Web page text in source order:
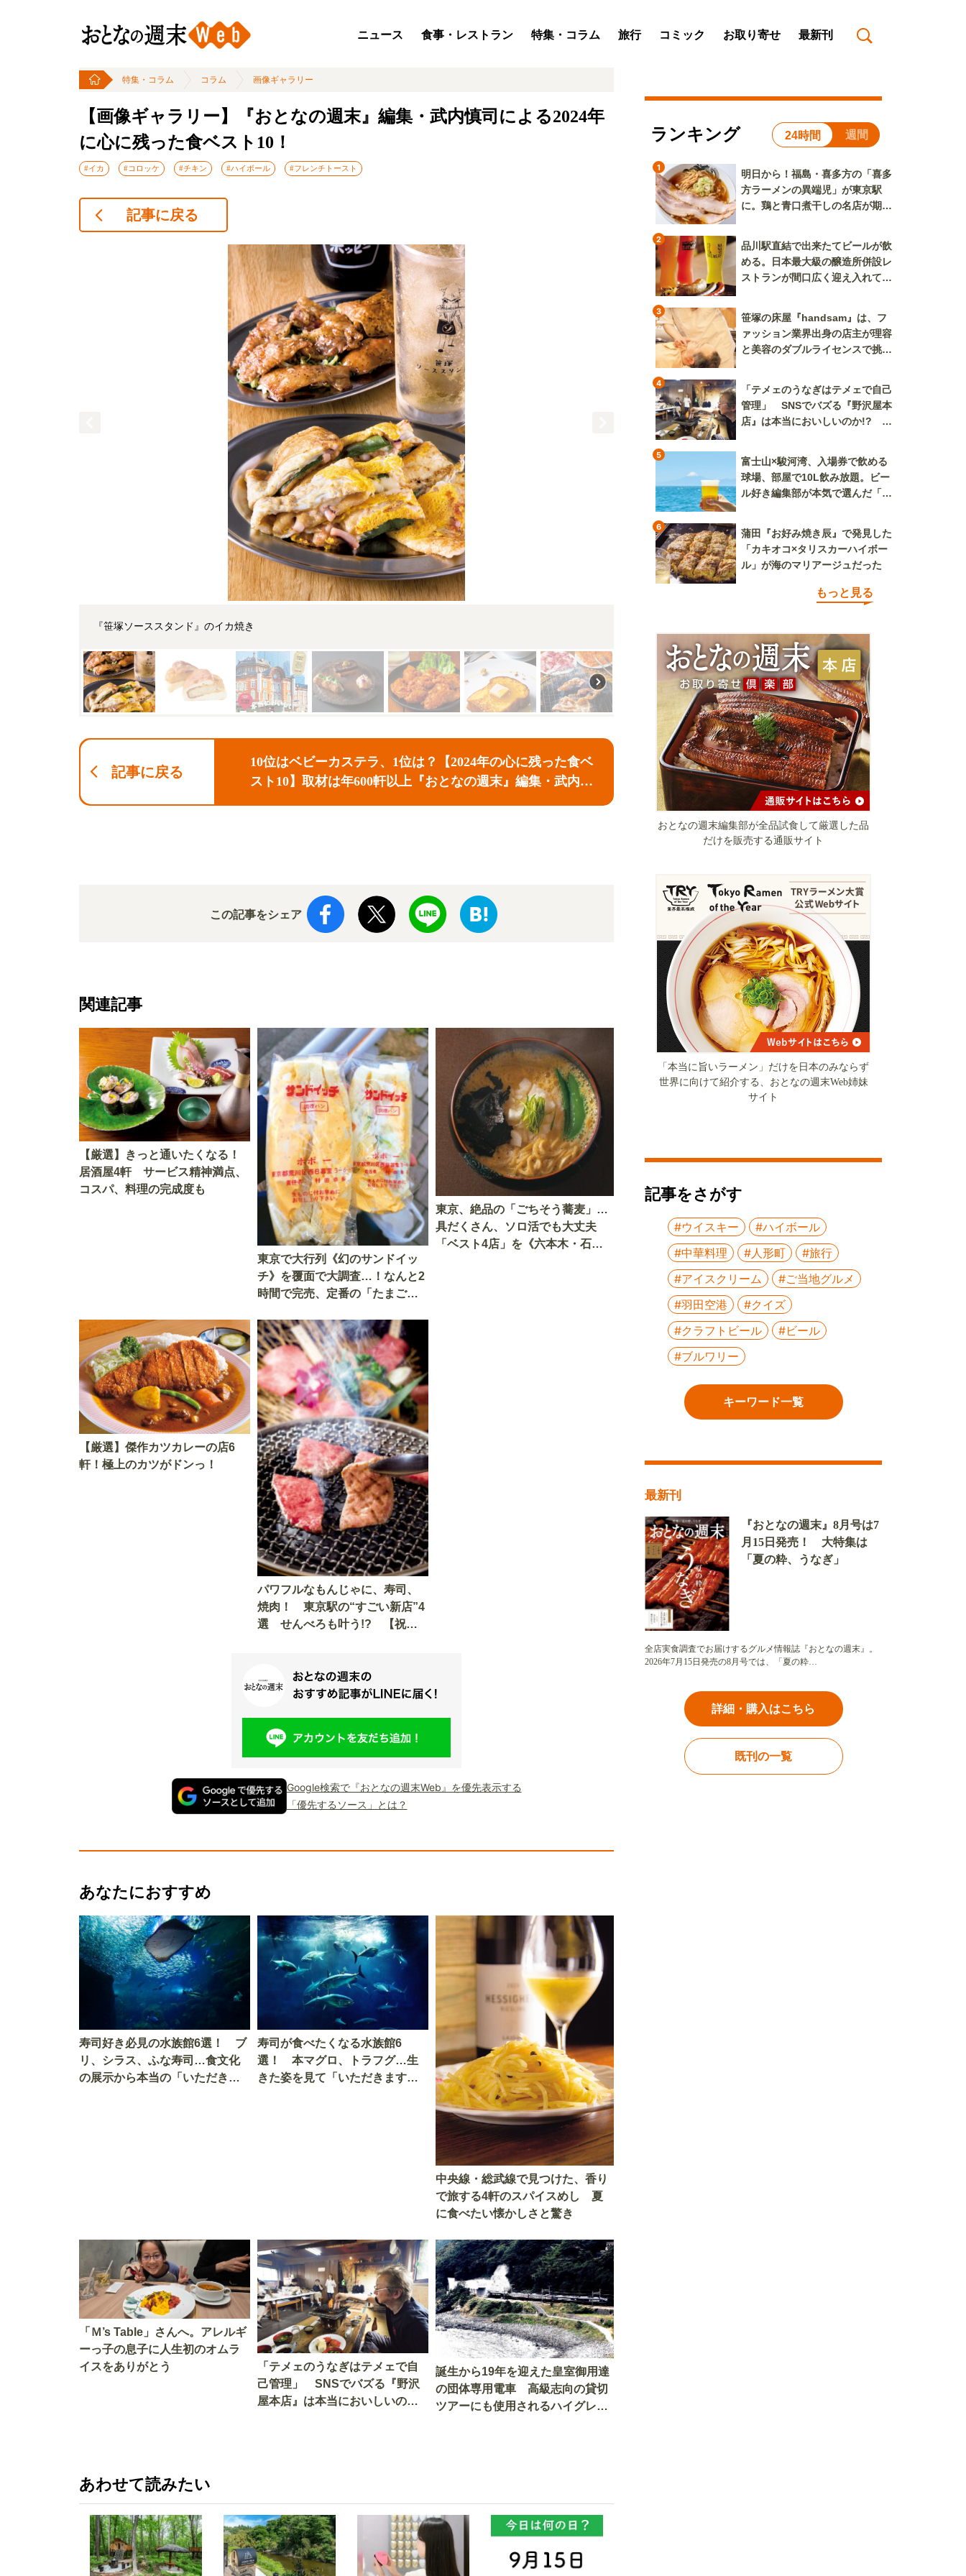
ニュース 食事・レストラン 特集・コラム 旅行 コミック お取り寄せ 最新刊
特集・コラム コラム 画像ギャラリー
【画像ギャラリー】『おとなの週末』編集・武内慎司による2024年
に心に残った食ベスト10！
#イカ #コロッケ #チキン #ハイボール #フレンチトースト
記事に戻る
『笹塚ソーススタンド』のイカ焼き
記事に戻る
10位はベビーカステラ、1位は？【2024年の心に残った食ベ
スト10】取材は年600軒以上『おとなの週末』編集・武内慎
この記事をシェア
関連記事
【厳選】きっと通いたくなる！
居酒屋4軒 サービス精神満点、
コスパ、料理の完成度も
東京で大行列《幻のサンドイッ
チ》を覆面で大調査…！なんと2
時間で完売、定番の「たまご・
ド」まで全3店で実食
東京、絶品の「ごちそう蕎麦」…
具だくさん、ソロ活でも大丈夫
「ベスト4店」を《六本木・石神
【厳選】傑作カツカレーの店6
軒！極上のカツがドンっ！
パワフルなもんじゃに、寿司、
焼肉！ 東京駅の“すごい新店”4
選 せんべろも叶う!? 【祝】
Google検索で『おとなの週末Web』を優先表示する
「優先するソース」とは？
あなたにおすすめ
寿司好き必見の水族館6選！ ブ
リ、シラス、ふな寿司…食文化
の展示から本当の「いただきま
寿司が食べたくなる水族館6
選！ 本マグロ、トラフグ…生
きた姿を見て「いただきます」
中央線・総武線で見つけた、香り
で旅する4軒のスパイスめし 夏
に食べたい懐かしさと驚き
「Ｍ’s Table」さんへ。アレルギ
ーっ子の息子に人生初のオムラ
イスをありがとう
「テメェのうなぎはテメェで自
己管理」 SNSでバズる『野沢
屋本店』は本当においしいの
誕生から19年を迎えた皇室御用達
の団体専用電車 高級志向の貸切
ツアーにも使用されるハイグレー
あわせて読みたい
ランキング 24時間 週間
1
明日から！福島・喜多方の「喜多
方ラーメンの異端児」が東京駅
に。鶏と青口煮干しの名店が期間
2
品川駅直結で出来たてビールが飲
める。日本最大級の醸造所併設レ
ストランが間口広く迎え入れてく
3
笹塚の床屋『handsam』は、フ
ァッション業界出身の店主が理容
と美容のダブルライセンスで挑む
4
「テメェのうなぎはテメェで自己
管理」 SNSでバズる『野沢屋本
店』は本当においしいのか!? い
5
富士山×駿河湾、入場券で飲める
球場、部屋で10L飲み放題。ビー
ル好き編集部が本気で選んだ「ビ
6
蒲田『お好み焼き辰』で発見した
「カキオコ×タリスカーハイボー
ル」が海のマリアージュだった
もっと見る
おとなの週末編集部が全品試食して厳選した品
だけを販売する通販サイト
「本当に旨いラーメン」だけを日本のみならず
世界に向けて紹介する、おとなの週末Web姉妹
サイト
記事をさがす
#ウイスキー
#ハイボール
#中華料理
#人形町
#旅行
#アイスクリーム
#ご当地グルメ
#羽田空港
#クイズ
#クラフトビール
#ビール
#ブルワリー
キーワード一覧
最新刊
『おとなの週末』8月号は7
月15日発売！ 大特集は
「夏の粋、うなぎ」
全店実食調査でお届けするグルメ情報誌『おとなの週末』。
2026年7月15日発売の8月号では、「夏の粋…
詳細・購入はこちら
既刊の一覧